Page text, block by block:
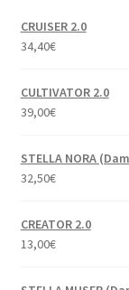
CRUISER 2.0
34,40€
CULTIVATOR 2.0
39,00€
STELLA NORA
32,50€
CREATOR 2.0
13,00€